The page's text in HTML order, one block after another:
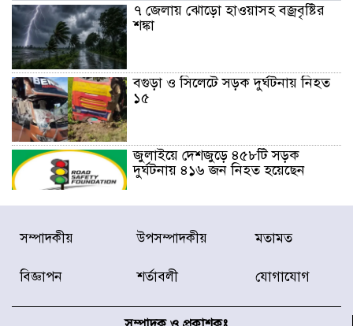
৭ জেলায় ঝোড়ো হাওয়াসহ বজ্রবৃষ্টির
শঙ্কা
বগুড়া ও সিলেটে সড়ক দুর্ঘটনায় নিহত
১৫
জুলাইয়ে দেশজুড়ে ৪৫৮টি সড়ক
দুর্ঘটনায় ৪১৬ জন নিহত হয়েছেন
হারিয়ে যাওয়া শিশুকে পরিবারের কাছে
ফিরিয়ে প্রশংসায় ভাসছেন খিলক্ষেত
স্মৃতি জাদুঘর
সম্পাদকীয় উপসম্পাদকীয় মতামত
বিজ্ঞাপন শর্তাবলী যোগাযোগ